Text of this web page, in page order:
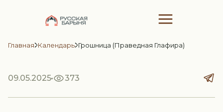
Главная Календарь Грошница (Праведная Глафира)
09.05.2025 373